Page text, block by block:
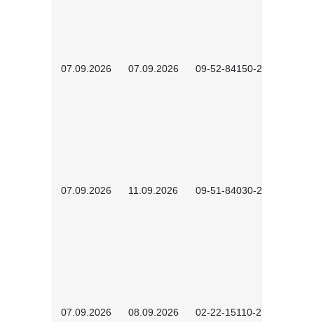
07.09.2026 07.09.2026 09-52-84150-2603
07.09.2026 11.09.2026 09-51-84030-2601
07.09.2026 08.09.2026 02-22-15110-2502